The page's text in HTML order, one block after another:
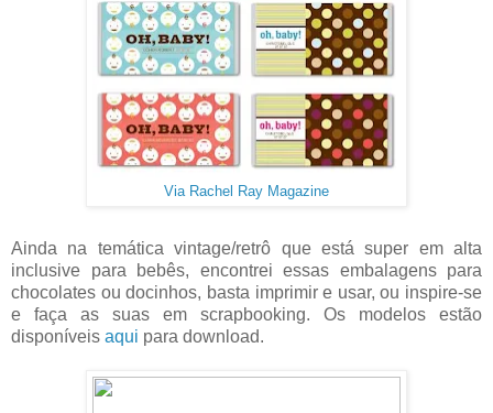
Via Rachel Ray Magazine
Ainda na temática vintage/retrô que está super em alta
inclusive para bebês, encontrei essas embalagens para
chocolates ou docinhos, basta imprimir e usar, ou inspire-se
e faça as suas em scrapbooking. Os modelos estão
disponíveis aqui para download.